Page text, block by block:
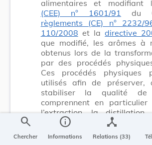
alimentaires et modifiant
(CEE) n° 1601/91
du
règlements (CE) n° 2232/
110/2008 et ladirective
que modifié, les arômes à
obtenus lors de la
par des procédés
Ces procédés physiques
utilisés afin de préserver,
stabiliser la qualité de
comprennent en particulier
l’extraction, la
l’adsorption,
fractionnement et la
est obtenu à partir des
search
Chercher
info
Informations
device_hub
Relations (33)